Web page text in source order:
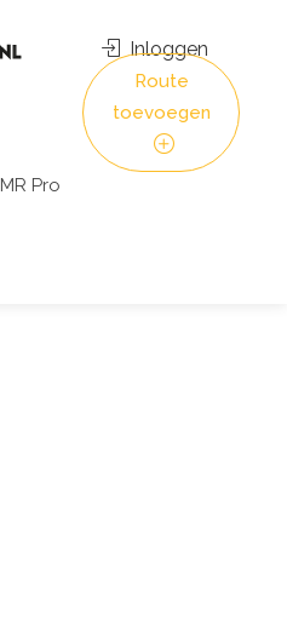
MR Pro
Inloggen
Route
toevoegen